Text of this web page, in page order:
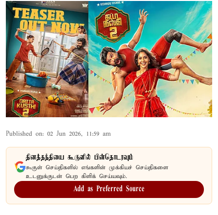
Published on: 02 Jun 2026, 11:59 am
தினத்தந்தியை கூகுளில் பின்தொடரவும்
கூகுள் செய்திகளில் எங்களின் முக்கியச் செய்திகளை
உடனுக்குடன் பெற கிளிக் செய்யவும்.
Add as Preferred Source